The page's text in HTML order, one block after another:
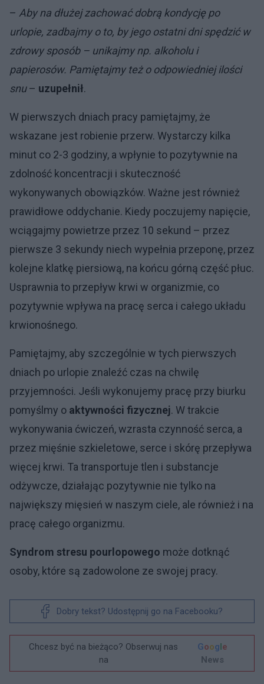
– Aby na dłużej zachować dobrą kondycję po
urlopie, zadbajmy o to, by jego ostatni dni spędzić w
zdrowy sposób – unikajmy np. alkoholu i
papierosów. Pamiętajmy też o odpowiedniej ilości
snu– uzupełnił.
W pierwszych dniach pracy pamiętajmy, że
wskazane jest robienie przerw. Wystarczy kilka
minut co 2-3 godziny, a wpłynie to pozytywnie na
zdolność koncentracji i skuteczność
wykonywanych obowiązków. Ważne jest również
prawidłowe oddychanie. Kiedy poczujemy napięcie,
wciągajmy powietrze przez 10 sekund – przez
pierwsze 3 sekundy niech wypełnia przeponę, przez
kolejne klatkę piersiową, na końcu górną część płuc.
Usprawnia to przepływ krwi w organizmie, co
pozytywnie wpływa na pracę serca i całego układu
krwionośnego.
Pamiętajmy, aby szczególnie w tych pierwszych
dniach po urlopie znaleźć czas na chwilę
przyjemności. Jeśli wykonujemy pracę przy biurku
pomyślmy o aktywności fizycznej. W trakcie
wykonywania ćwiczeń, wzrasta czynność serca, a
przez mięśnie szkieletowe, serce i skórę przepływa
więcej krwi. Ta transportuje tlen i substancje
odżywcze, działając pozytywnie nie tylko na
największy mięsień w naszym ciele, ale również i na
pracę całego organizmu.
Syndrom stresu pourlopowego może dotknąć
osoby, które są zadowolone ze swojej pracy.
Dobry tekst? Udostępnij go na Facebooku?
Chcesz być na bieżąco? Obserwuj nas
na
Google
News